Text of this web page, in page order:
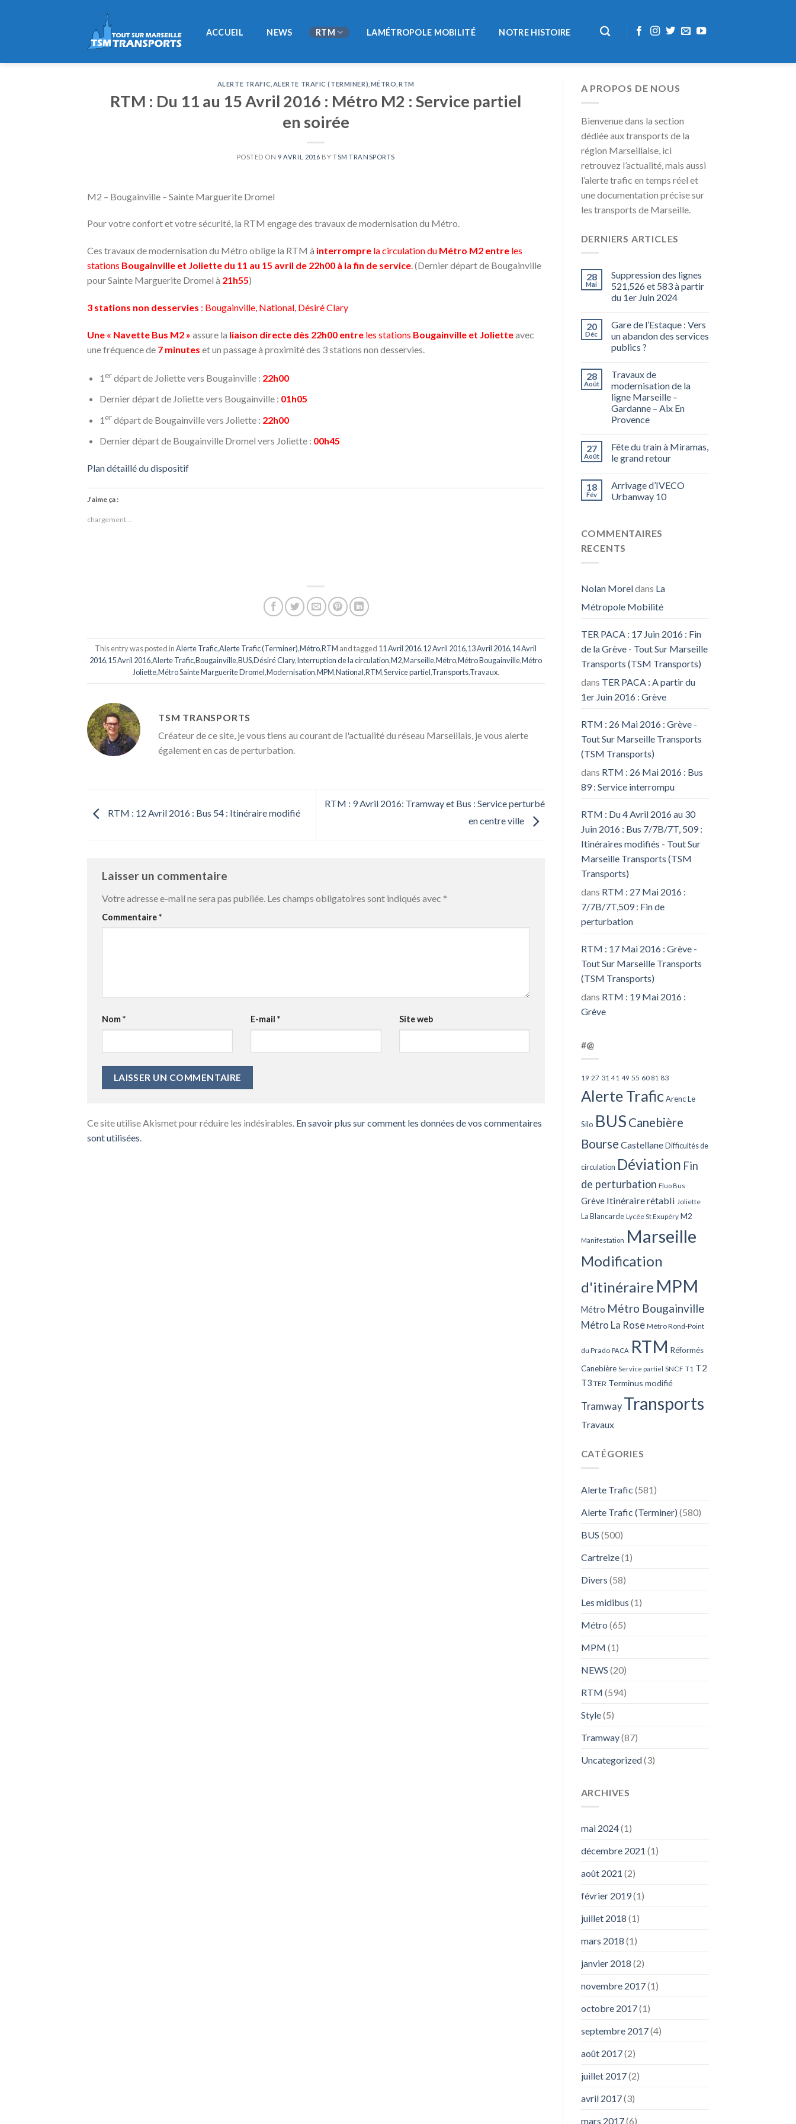
ACCUEIL NEWS RTM LAMÉTROPOLE MOBILITÉ NOTRE HISTOIRE
ALERTE TRAFIC ALERTE TRAFIC (TERMINER) MÉTRO ,RTM
RTM : Du 11 au 15 Avril 2016 : Métro M2 : Service partiel
en soirée
POSTED ON 9 AVRIL 2016 BYTSM TRANSPORTS
M2 – Bougainville – Sainte Marguerite Dromel
Pour votre confort et votre sécurité, la RTM engage des travaux de modernisation du Métro.
Ces travaux de modernisation du Métro oblige la RTM à interrompre la circulation du Métro M2 entre les
stations Bougainville et Joliette du 11 au 15 avril de 22h00 à la fin de service.(Dernier départ de Bougainville
pour Sainte Marguerite Dromel à 21h55)
3 stations non desservies : Bougainville, National, Désiré Clary
Une « Navette Bus M2 » assure la liaison directe dès 22h00 entre les stations Bougainville et Jolietteavec
une fréquence de 7 minutes et un passage à proximité des 3 stations non desservies.
1erdépart de Joliette vers Bougainville : 22h00
Dernier départ de Joliette vers Bougainville : 01h05
1erdépart de Bougainville vers Joliette : 22h00
Dernier départ de Bougainville Dromel vers Joliette : 00h45
Plan détaillé du dispositif
J’aime ça :
chargement…
This entry was posted inAlerte Trafic,Alerte Trafic (Terminer),Métro,RTM and tagged 11 Avril 2016,12 Avril 2016,13 Avril 2016,14 Avril
2016,15 Avril 2016,Alerte Trafic,Bougainville,BUS,Désiré Clary,Interruption de la circulation,M2,Marseille,Métro,Métro Bougainville,Métro
Joliette,Métro Sainte Marguerite Dromel,Modernisation,MPM,National,RTM,Service partiel,Transports,Travaux.
TSM TRANSPORTS
Créateur de ce site, je vous tiens au courant de l'actualité du réseau Marseillais, je vous alerte
également en cas de perturbation.
RTM : 12 Avril 2016 : Bus 54 : Itinéraire modifié
RTM : 9 Avril 2016: Tramway et Bus : Service perturbé
en centre ville
Laisser un commentaire
Votre adresse e-mail ne sera pas publiée. Les champs obligatoires sont indiqués avec *
Commentaire*
Nom* E-mail * Site web
Ce site utilise Akismet pour réduire les indésirables. En savoir plus sur comment les données de vos commentaires
sont utilisées.
A PROPOS DE NOUS
Bienvenue dans la section
dédiée aux transports de la
région Marseillaise, ici
retrouvez l’actualité, mais aussi
l’alerte trafic en temps réel et
une documentation précise sur
les transports de Marseille.
DERNIERS ARTICLES
28
Mai
Suppression des lignes
521,526 et 583 à partir
du 1er Juin 2024
20
Déc
Gare de l’Estaque : Vers
un abandon des services
publics ?
28
Août
Travaux de
modernisation de la
ligne Marseille –
Gardanne – Aix En
Provence
27
Août
Fête du train à Miramas,
le grand retour
18
Fév
Arrivage d’IVECO
Urbanway 10
COMMENTAIRES
RECENTS
Nolan Moreldans La
Métropole Mobilité
TER PACA : 17 Juin 2016 : Fin
de la Grève - Tout Sur Marseille
Transports (TSM Transports)
dans TER PACA : A partir du
1er Juin 2016 : Grève
RTM : 26 Mai 2016 : Grève -
Tout Sur Marseille Transports
(TSM Transports)
dans RTM : 26 Mai 2016 : Bus
89 : Service interrompu
RTM : Du 4 Avril 2016 au 30
Juin 2016 : Bus 7/7B/7T, 509 :
Itinéraires modifiés - Tout Sur
Marseille Transports (TSM
Transports)
dans RTM : 27 Mai 2016 :
7/7B/7T,509 : Fin de
perturbation
RTM : 17 Mai 2016 : Grève -
Tout Sur Marseille Transports
(TSM Transports)
dans RTM : 19 Mai 2016 :
Grève
#@
19 27 31 41 49 55 60 81 83
Alerte Trafic Arenc Le
Silo BUS Canebière
Bourse Castellane Difficultés de
circulation Déviation Fin
de perturbation Fluo Bus
Grève Itinéraire rétabli Joliette
La Blancarde Lycée St Exupéry M2
Manifestation Marseille
Modification
d'itinéraire MPM
Métro Métro Bougainville
Métro La Rose Métro Rond-Point
du Prado PACA RTM Réformés
Canebière Service partiel SNCF T1 T2
T3 TER Terminus modifié
Tramway Transports
Travaux
CATÉGORIES
Alerte Trafic (581)
Alerte Trafic (Terminer) (580)
BUS (500)
Cartreize(1)
Divers (58)
Les midibus (1)
Métro (65)
MPM (1)
NEWS (20)
RTM (594)
Style(5)
Tramway(87)
Uncategorized(3)
ARCHIVES
mai 2024(1)
décembre 2021 (1)
août 2021 (2)
février 2019(1)
juillet 2018 (1)
mars 2018 (1)
janvier 2018 (2)
novembre 2017(1)
octobre 2017(1)
septembre 2017(4)
août 2017(2)
juillet 2017(2)
avril 2017(3)
mars 2017(6)